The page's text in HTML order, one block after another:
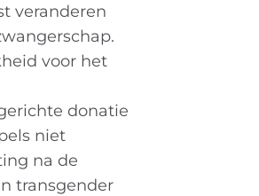
veranderen
voor het
donatie
niet
na de
transgender